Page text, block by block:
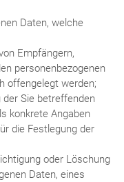
Daten, welche
Empfängern,
personenbezogenen
offengelegt werden;
Sie betreffenden
konkrete Angaben
die Festlegung der
oder Löschung
Daten, eines